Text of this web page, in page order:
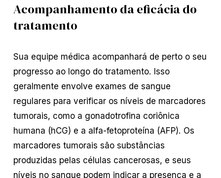
Acompanhamento da eficácia do
tratamento
Sua equipe médica acompanhará de perto o seu
progresso ao longo do tratamento. Isso
geralmente envolve exames de sangue
regulares para verificar os níveis de marcadores
tumorais, como a gonadotrofina coriônica
humana (hCG) e a alfa-fetoproteína (AFP). Os
marcadores tumorais são substâncias
produzidas pelas células cancerosas, e seus
níveis no sangue podem indicar a presença e a